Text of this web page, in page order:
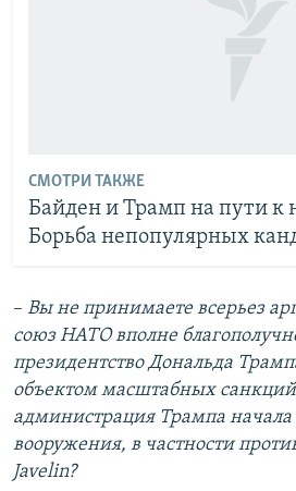
СМОТРИ ТАКЖЕ
Байден и Трамп на пути к
Борьба непопулярных
– Вы не принимаете всерьез
союз НАТО вполне
президентство Дональда
объектом масштабных
администрация Трампа начала
вооружения, в частности
Javelin?